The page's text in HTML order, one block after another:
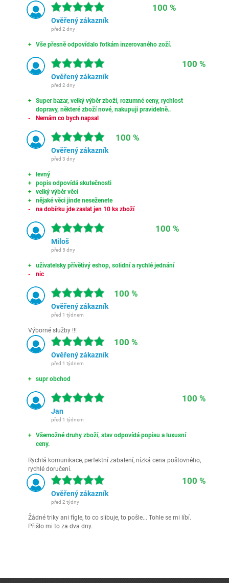
100 %
Ověřený zákazník
před 2 dny
Vše přesně odpovídalo fotkám inzerovaného zoží.
100 %
Ověřený zákazník
před 2 dny
Super bazar, velký výběr zboží, rozumné ceny, rychlost
dopravy, některé zboží nové, nakupuji pravidelně..
Nemám co bych napsal
100 %
Ověřený zákazník
před 3 dny
levný
popis odpovídá skutečnosti
velký výběr věcí
nějaké věci jinde neseženete
na dobírku jde zaslat jen 10 ks zboží
100 %
Miloš
před 5 dny
uživatelsky přívětivý eshop, solidní a rychlé jednání
nic
100 %
Ověřený zákazník
před 1 týdnem
Výborné služby !!!
100 %
Ověřený zákazník
před 1 týdnem
supr obchod
100 %
Jan
před 1 týdnem
Všemožné druhy zboží, stav odpovídá popisu a luxusní
ceny.
Rychlá komunikace, perfektní zabalení, nízká cena poštovného,
rychlé doručení.
100 %
Ověřený zákazník
před 2 týdny
Žádné triky ani fígle, to co slibuje, to pošle... Tohle se mi líbí.
Přišlo mi to za dva dny.